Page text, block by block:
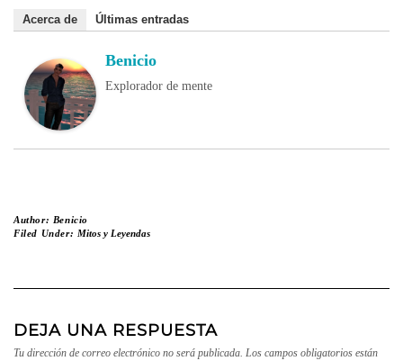
Acerca de Últimas entradas
Benicio
Explorador de mente
Author: Benicio
Filed Under: Mitos y Leyendas
DEJA UNA RESPUESTA
Tu dirección de correo electrónico no será publicada. Los campos obligatorios están